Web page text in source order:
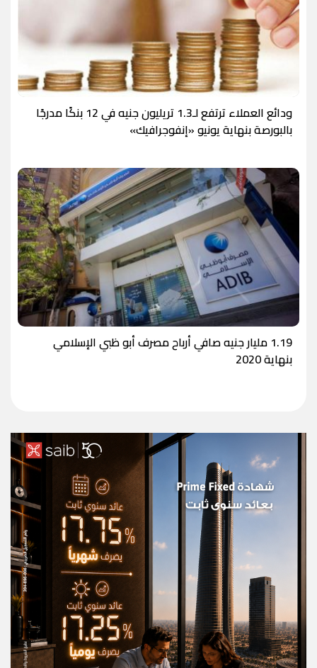
ودائع العملاء ترتفع لـ1.3 تريليون جنيه في 12 بنكًا مدرجًا
بالبورصة بنهاية يونيو «إنفوجرافيك»
1.19 مليار جنيه صافي أرباح مصرف أبو ظبي الإسلامي
بنهاية 2020